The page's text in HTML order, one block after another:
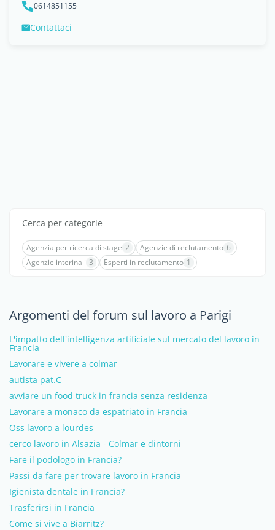
0614851155
Contattaci
Cerca per categorie
Agenzia per ricerca di stage 2 Agenzie di reclutamento 6
Agenzie interinali 3 Esperti in reclutamento 1
Argomenti del forum sul lavoro a Parigi
L'impatto dell'intelligenza artificiale sul mercato del lavoro in
Francia
Lavorare e vivere a colmar
autista pat.C
avviare un food truck in francia senza residenza
Lavorare a monaco da espatriato in Francia
Oss lavoro a lourdes
cerco lavoro in Alsazia - Colmar e dintorni
Fare il podologo in Francia?
Passi da fare per trovare lavoro in Francia
Igienista dentale in Francia?
Trasferirsi in Francia
Come si vive a Biarritz?